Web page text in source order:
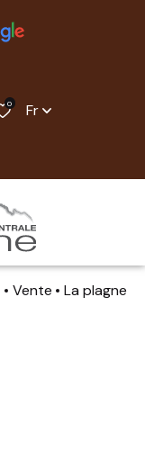
0 Fr
Vente
La plagne